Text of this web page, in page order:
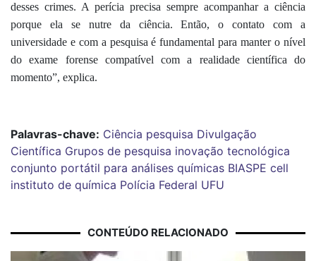
desses crimes. A perícia precisa sempre acompanhar a ciência
porque ela se nutre da ciência. Então, o contato com a
universidade e com a pesquisa é fundamental para manter o nível
do exame forense compatível com a realidade científica do
momento”, explica.
Palavras-chave: Ciência pesquisa Divulgação
Científica Grupos de pesquisa inovação tecnológica
conjunto portátil para análises químicas BIASPE cell
instituto de química Polícia Federal UFU
CONTEÚDO RELACIONADO